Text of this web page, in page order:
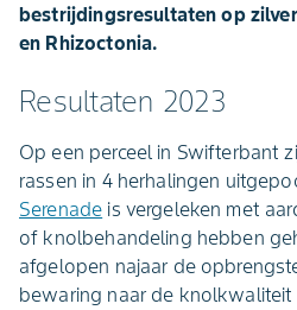
bestrijdingsresultaten op
en Rhizoctonia.
Resultaten 2023
Op een perceel in Swifterbant
rassen in 4 herhalingen
Serenade is vergeleken met
of knolbehandeling hebben
afgelopen najaar de
bewaring naar de knolkwaliteit